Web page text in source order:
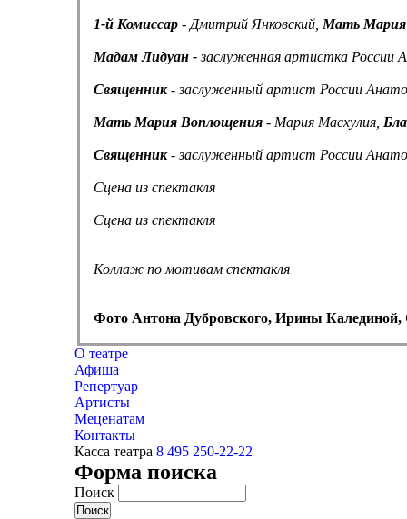
1-й Комиссар - Дмитрий Янковский, Мать
Мадам Лидуан -заслуженная артистка России
Священник- заслуженный артист России
Мать Мария Воплощения - Мария Масхулия,
Священник- заслуженный артист России
Сцена из спектакля
Сцена из спектакля
Коллаж по мотивам спектакля
Фото Антона Дубровского, Ирины Калединой,
О театре
Афиша
Репертуар
Артисты
Меценатам
Контакты
Касса театра 8 495 250-22-22
Форма поиска
Поиск